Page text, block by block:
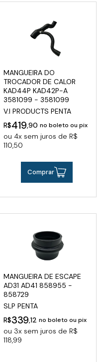
MANGUEIRA DO
TROCADOR DE CALOR
KAD44P KAD42P-A
3581099 - 3581099
V.I PRODUCTS PENTA
R$419 ,90 no boleto ou pix
ou 4x sem juros de R$
110,50
Comprar
MANGUEIRA DE ESCAPE
AD31 AD41 858955 -
858729
SLP PENTA
R$339,12 no boleto ou pix
ou 3x sem juros de R$
118,99